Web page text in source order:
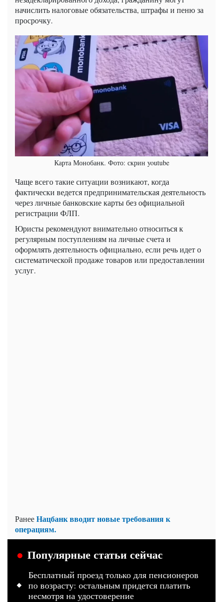
начислить налоговые обязательства, штрафы и пеню за
просрочку.
Карта Монобанк. Фото: скрин youtube
Чаще всего такие ситуации возникают, когда
фактически ведется предпринимательская деятельность
через личные банковские карты без официальной
регистрации ФЛП.
Юристы рекомендуют внимательно относиться к
регулярным поступлениям на личные счета и
оформлять деятельность официально, если речь идет о
систематической продаже товаров или предоставлении
услуг.
РанееНацбанк вводит новые требования к
операциям.
Популярные статьи сейчас
Бесплатный проезд только для пенсионеров
по возрасту: остальным придется платить
несмотря на удостоверение